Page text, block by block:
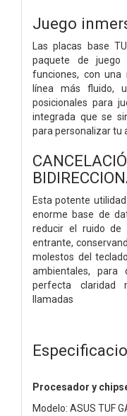
Juego
Las placas base
paquete de
funciones, con una
línea más fluido,
posicionales para
integrada que se
para personalizar tu
Esta potente
enorme base de
reducir el ruido
entrante,
molestos del
ambientales,
perfecta claridad
llamadas
Procesador y
Modelo: ASUS TUF